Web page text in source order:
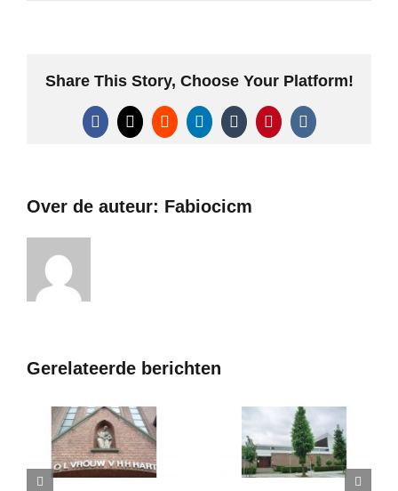
Share This Story, Choose Your Platform!
Facebook
X RedditLinkedInTumblrPinterest
Vk
Over de auteur: Fabiocicm
Gerelateerde berichten